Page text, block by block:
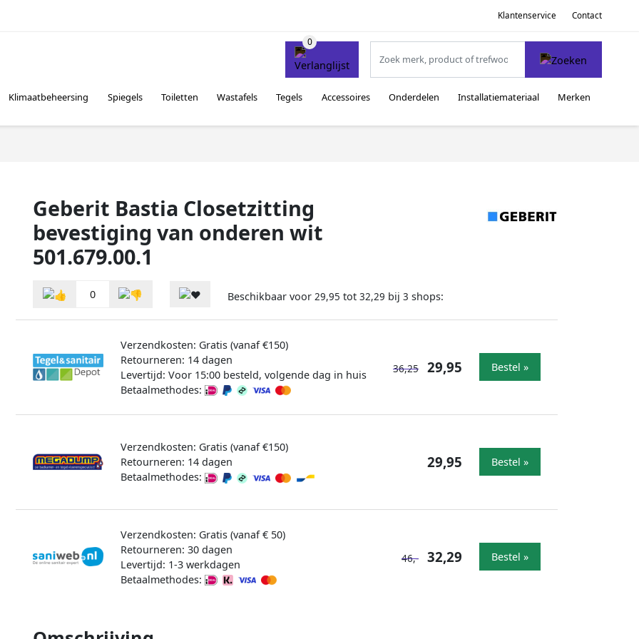
Klantenservice Contact
Klimaatbeheersing Spiegels Toiletten Wastafels Tegels Accessoires Onderdelen Installatiemateriaal Merken
Geberit Bastia Closetzitting
bevestiging van onderen wit
501.679.00.1
0 Beschikbaar voor 29,95 tot 32,29 bij 3 shops:
Verzendkosten: Gratis (vanaf €150)
Retourneren: 14 dagen
Levertijd: Voor 15:00 besteld, volgende dag in huis
Betaalmethodes:
36,25 29,95 Bestel »
Verzendkosten: Gratis (vanaf €150)
Retourneren: 14 dagen
Betaalmethodes:
29,95 Bestel »
Verzendkosten: Gratis (vanaf € 50)
Retourneren: 30 dagen
Levertijd: 1-3 werkdagen
Betaalmethodes:
46,- 32,29 Bestel »